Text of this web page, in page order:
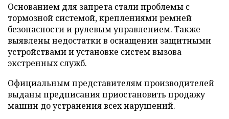
Основанием для запрета стали проблемы с
тормозной системой, креплениями ремней
безопасности и рулевым управлением. Также
выявлены недостатки в оснащении защитными
устройствами и установке систем вызова
экстренных служб.
Официальным представителям производителей
выданы предписания приостановить продажу
машин до устранения всех нарушений.